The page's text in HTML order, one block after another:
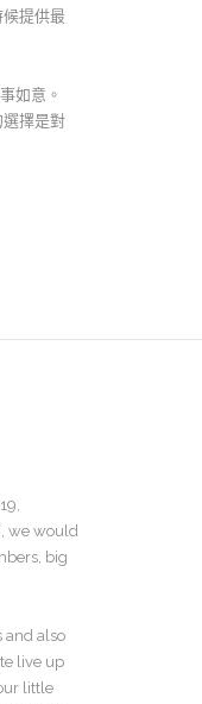
提供最
如意。
擇是對
we would
big
and also
live up
little